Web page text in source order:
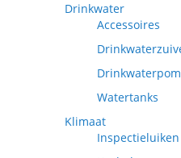
Drinkwater
Accessoires
Watertanks
Klimaat
Inspectieluiken